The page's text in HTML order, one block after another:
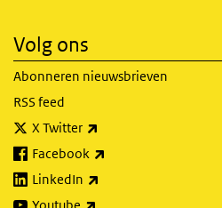
Volg ons
Abonneren nieuwsbrieven
RSS feed
X Twitter
Facebook
LinkedIn